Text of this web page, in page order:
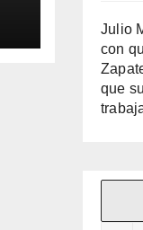
Julio
con
que